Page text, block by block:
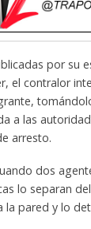
por su
el contralor
a las
arresto.
dos
lo separan
la pared y lo